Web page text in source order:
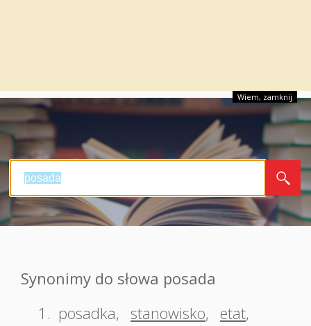
Wiem, zamknij
Synonimy do słowa posada
1. posadka, stanowisko, etat,